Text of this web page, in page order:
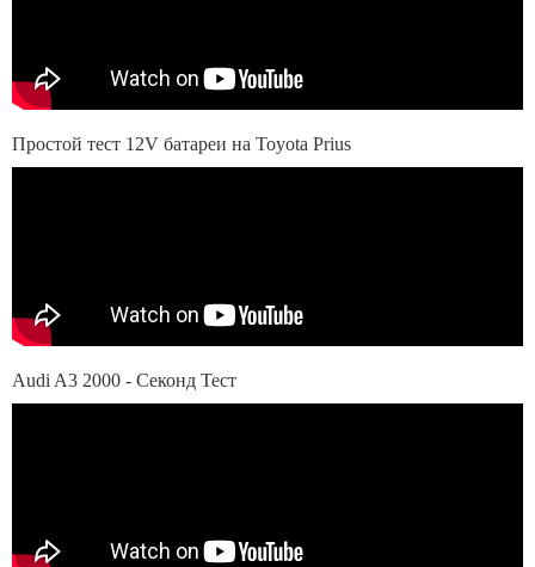
Простой тест 12V батареи на Toyota Prius
Audi A3 2000 - Секонд Тест